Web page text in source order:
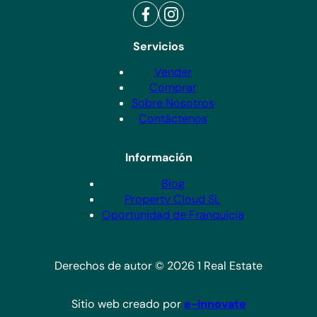
Servicios
Vender
Comprar
Sobre Nosotros
Contáctenos
Información
Blog
Property Cloud SL
Oportunidad de Franquicia
Derechos de autor © 2026 1 Real Estate
Sitio web creado por e-innovate